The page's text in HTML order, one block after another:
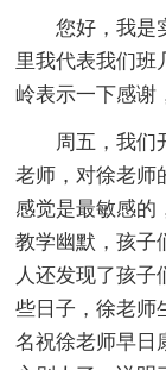
您好，我是
里我代表我们班
岭表示一下感谢
周五，我们
老师，对徐老师
感觉是最敏感的
教学幽默，孩子
人还发现了孩
些日子，徐老师
名祝徐老师早日